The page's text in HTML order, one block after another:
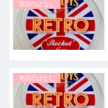
英語のはなし
英語のはなし